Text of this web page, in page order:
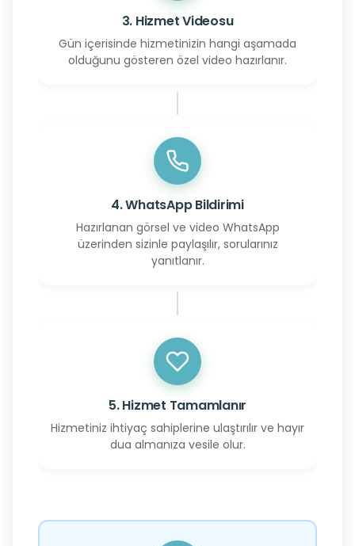
3. Hizmet Videosu
Gün içerisinde hizmetinizin hangi aşamada
olduğunu gösteren özel video hazırlanır.
4. WhatsApp Bildirimi
Hazırlanan görsel ve video WhatsApp
üzerinden sizinle paylaşılır, sorularınız
yanıtlanır.
5. Hizmet Tamamlanır
Hizmetiniz ihtiyaç sahiplerine ulaştırılır ve hayır
dua almanıza vesile olur.